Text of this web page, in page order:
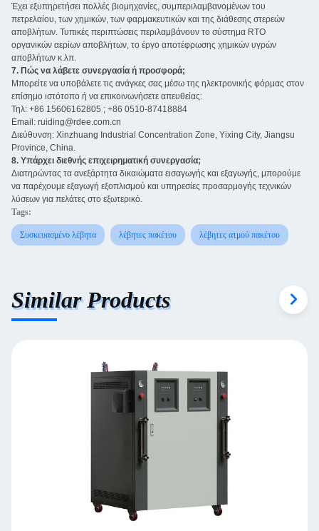
Έχει εξυπηρετήσει πολλές βιομηχανίες, συμπεριλαμβανομένων του
πετρελαίου, των χημικών, των φαρμακευτικών και της διάθεσης στερεών
αποβλήτων. Τυπικές περιπτώσεις περιλαμβάνουν το σύστημα RTO
οργανικών αερίων αποβλήτων, το έργο αποτέφρωσης χημικών υγρών
αποβλήτων κ.λπ.
7. Πώς να λάβετε συνεργασία ή προσφορά;
Μπορείτε να υποβάλετε τις ανάγκες σας μέσω της ηλεκτρονικής φόρμας στον
επίσημο ιστότοπο ή να επικοινωνήσετε απευθείας:
Τηλ: +86 15606162805 ; +86 0510-87418884
Email: ruiding@rdee.com.cn
Διεύθυνση: Xinzhuang Industrial Concentration Zone, Yixing City, Jiangsu
Province, China.
8. Υπάρχει διεθνής επιχειρηματική συνεργασία; ‌
Διατηρώντας τα ανεξάρτητα δικαιώματα εισαγωγής και εξαγωγής, μπορούμε
να παρέχουμε εξαγωγή εξοπλισμού και υπηρεσίες προσαρμογής τεχνικών
λύσεων για πελάτες στο εξωτερικό.
Tags:
Συσκευασμένο λέβητα λέβητες πακέτου λέβητες ατμού πακέτου
Similar Products